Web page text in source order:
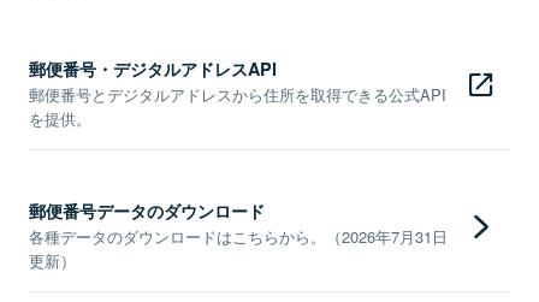
郵便番号・デジタルアドレスAPI
郵便番号とデジタルアドレスから住所を取得できる公式API
を提供。
郵便番号データのダウンロード
各種データのダウンロードはこちらから。（2026年7月31日
更新）